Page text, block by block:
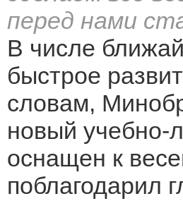
перед нами
В числе
быстрое
словам,
новый учебно-
оснащен к
поблагодарил